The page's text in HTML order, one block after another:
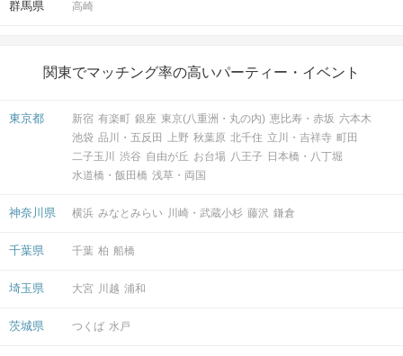
群馬県 高崎
関東でマッチング率の高いパーティー・イベント
東京都 新宿 有楽町 銀座 東京(八重洲・丸の内) 恵比寿・赤坂 六本木
池袋 品川・五反田 上野 秋葉原 北千住 立川・吉祥寺 町田
二子玉川
渋谷 自由が丘 お台場 八王子 日本橋・八丁堀
水道橋・飯田橋 浅草・両国
神奈川県 横浜 みなとみらい 川崎・武蔵小杉 藤沢 鎌倉
千葉県 千葉 柏 船橋
埼玉県 大宮 川越 浦和
茨城県 つくば 水戸